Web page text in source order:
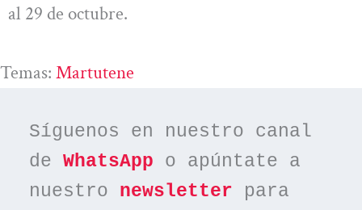
al 29 de octubre.
Temas: Martutene
Síguenos en nuestro canal
de WhatsApp o apúntate a
nuestro newsletter para